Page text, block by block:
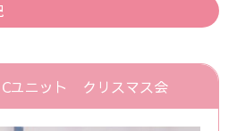
ユニット クリスマス会